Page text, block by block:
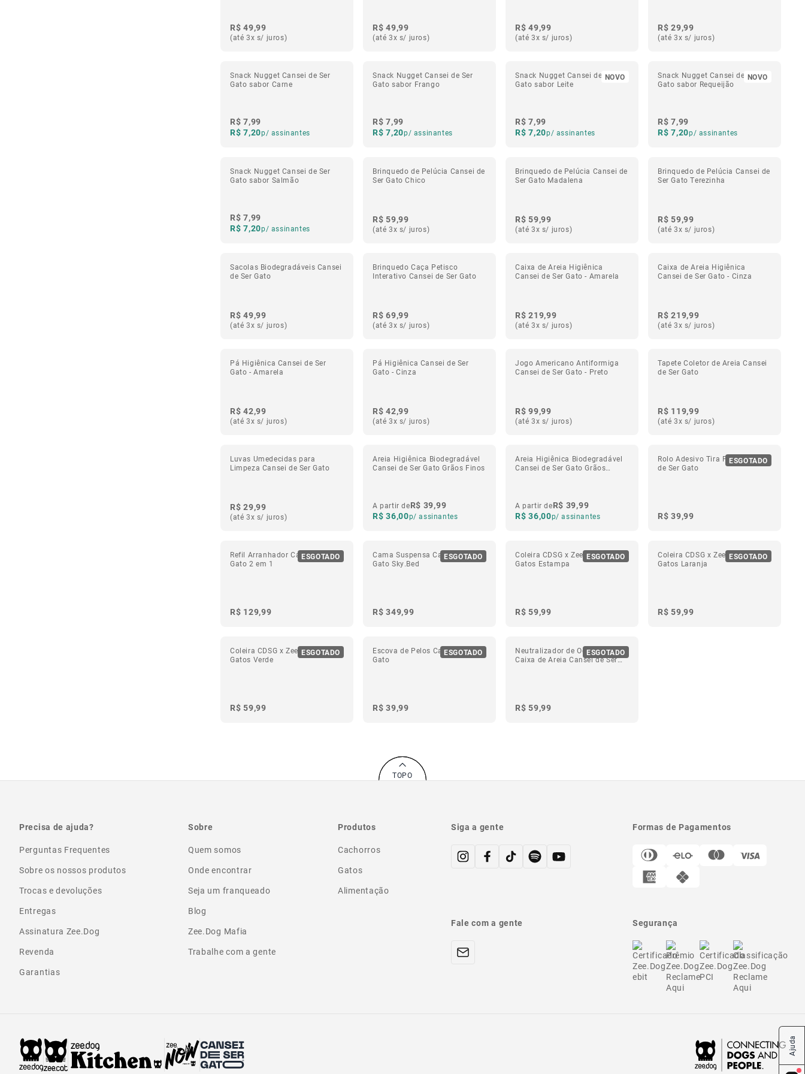
R$ 49,99
(até 3x s/ juros)
R$ 49,99
(até 3x s/ juros)
R$ 49,99
(até 3x s/ juros)
R$ 29,99
(até 3x s/ juros)
Snack Nugget Cansei de Ser
Gato sabor Carne
R$ 7,99
R$ 7,20p/ assinantes
Snack Nugget Cansei de Ser
Gato sabor Frango
R$ 7,99
R$ 7,20p/ assinantes
NOVO
Snack Nugget Cansei de Ser
Gato sabor Leite
R$ 7,99
R$ 7,20p/ assinantes
NOVO
Snack Nugget Cansei de Ser
Gato sabor Requeijão
R$ 7,99
R$ 7,20p/ assinantes
Snack Nugget Cansei de Ser
Gato sabor Salmão
R$ 7,99
R$ 7,20p/ assinantes
Brinquedo de Pelúcia Cansei de
Ser Gato Chico
R$ 59,99
(até 3x s/ juros)
Brinquedo de Pelúcia Cansei de
Ser Gato Madalena
R$ 59,99
(até 3x s/ juros)
Brinquedo de Pelúcia Cansei de
Ser Gato Terezinha
R$ 59,99
(até 3x s/ juros)
Sacolas Biodegradáveis Cansei
de Ser Gato
R$ 49,99
(até 3x s/ juros)
Brinquedo Caça Petisco
Interativo Cansei de Ser Gato
R$ 69,99
(até 3x s/ juros)
Caixa de Areia Higiênica
Cansei de Ser Gato - Amarela
R$ 219,99
(até 3x s/ juros)
Caixa de Areia Higiênica
Cansei de Ser Gato - Cinza
R$ 219,99
(até 3x s/ juros)
Pá Higiênica Cansei de Ser
Gato - Amarela
R$ 42,99
(até 3x s/ juros)
Pá Higiênica Cansei de Ser
Gato - Cinza
R$ 42,99
(até 3x s/ juros)
Jogo Americano Antiformiga
Cansei de Ser Gato - Preto
R$ 99,99
(até 3x s/ juros)
Tapete Coletor de Areia Cansei
de Ser Gato
R$ 119,99
(até 3x s/ juros)
Luvas Umedecidas para
Limpeza Cansei de Ser Gato
R$ 29,99
(até 3x s/ juros)
Areia Higiênica Biodegradável
Cansei de Ser Gato Grãos Finos
A partir deR$ 39,99
R$ 36,00p/ assinantes
Areia Higiênica Biodegradável
Cansei de Ser Gato Grãos
A partir deR$ 39,99
R$ 36,00p/ assinantes
ESGOTADO
Rolo Adesivo Tira Pelos Cansei
de Ser Gato
R$ 39,99
ESGOTADO
Refil Arranhador Cansei de Ser
Gato 2 em 1
R$ 129,99
ESGOTADO
Cama Suspensa Cansei de Ser
Gato Sky.Bed
R$ 349,99
ESGOTADO
Coleira CDSG x Zee.Dog para
Gatos Estampa
R$ 59,99
ESGOTADO
Coleira CDSG x Zee.Dog para
Gatos Laranja
R$ 59,99
ESGOTADO
Coleira CDSG x Zee.Dog para
Gatos Verde
R$ 59,99
ESGOTADO
Escova de Pelos Cansei de Ser
Gato
R$ 39,99
ESGOTADO
Neutralizador de Odor para
Caixa de Areia Cansei de Ser
R$ 59,99
TOPO
Precisa de ajuda?
Perguntas Frequentes
Sobre os nossos produtos
Trocas e devoluções
Entregas
Assinatura Zee.Dog
Revenda
Garantias
Sobre
Quem somos
Onde encontrar
Seja um franqueado
Blog
Zee.Dog Mafia
Trabalhe com a gente
Produtos
Cachorros
Gatos
Alimentação
Siga a gente
Fale com a gente
Formas de Pagamentos
Segurança
Ajuda